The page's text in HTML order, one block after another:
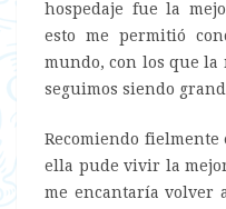
hospedaje fue la
esto me permitió
mundo, con los que la
seguimos siendo
Recomiendo
ella pude vivir la
me encantaría volver